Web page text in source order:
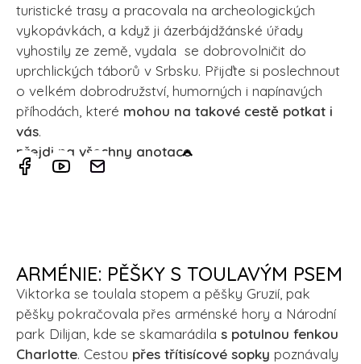
turistické trasy a pracovala na archeologických
vykopávkách, a když ji ázerbájdžánské úřady
vyhostily ze země, vydala se dobrovolničit do
uprchlických táborů v Srbsku. Přijďte si poslechnout
o velkém dobrodružství, humorných i napínavých
příhodách, které mohou na takové cestě potkat i
vás.
přejdi na všechny anotace
ARMÉNIE: PĚŠKY S TOULAVÝM PSEM
Viktorka se toulala stopem a pěšky Gruzií, pak
pěšky pokračovala přes arménské hory a Národní
park Dilijan, kde se skamarádila s potulnou fenkou
Charlotte. Cestou přes třítisícové sopky poznávaly